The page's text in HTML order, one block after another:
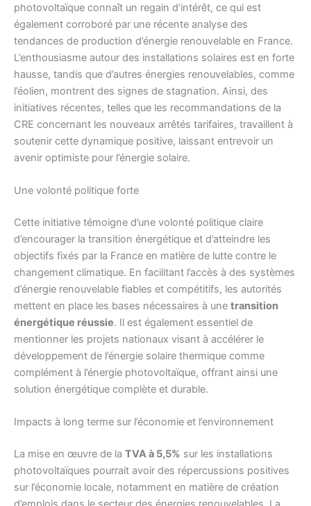
photovoltaïque connaît un regain d’intérêt, ce qui est
également corroboré par une récente analyse des
tendances de production d’énergie renouvelable en France.
L’enthousiasme autour des installations solaires est en forte
hausse, tandis que d’autres énergies renouvelables, comme
l’éolien, montrent des signes de stagnation. Ainsi, des
initiatives récentes, telles que les recommandations de la
CRE concernant les nouveaux arrêtés tarifaires, travaillent à
soutenir cette dynamique positive, laissant entrevoir un
avenir optimiste pour l’énergie solaire.
Une volonté politique forte
Cette initiative témoigne d’une volonté politique claire
d’encourager la transition énergétique et d’atteindre les
objectifs fixés par la France en matière de lutte contre le
changement climatique. En facilitant l’accès à des systèmes
d’énergie renouvelable fiables et compétitifs, les autorités
mettent en place les bases nécessaires à une transition
énergétique réussie. Il est également essentiel de
mentionner les projets nationaux visant à accélérer le
développement de l’énergie solaire thermique comme
complément à l’énergie photovoltaïque, offrant ainsi une
solution énergétique complète et durable.
Impacts à long terme sur l’économie et l’environnement
La mise en œuvre de la TVA à 5,5% sur les installations
photovoltaïques pourrait avoir des répercussions positives
sur l’économie locale, notamment en matière de création